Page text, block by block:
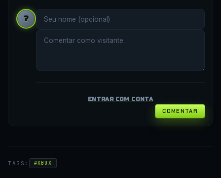
?
ENTRAR COM CONTA
COMENTAR
TAGS: #XBOX